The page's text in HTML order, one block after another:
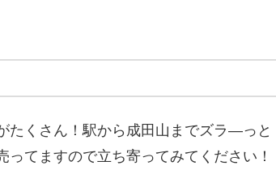
たくさん！駅から成田山までズラ―っと
てますので立ち寄ってみてください！